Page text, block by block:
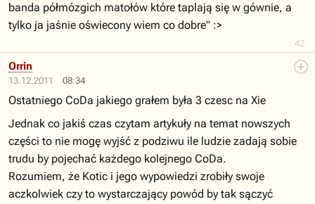
42
banda półmózgich matołów które taplają się w gównie, a
tylko ja jaśnie oświecony wiem co dobre" :>
13.12.2011 08:34
Orrin
Ostatniego CoDa jakiego grałem była 3 czesc na Xie
Jednak co jakiś czas czytam artykuły na temat nowszych
części to nie mogę wyjść z podziwu ile ludzie zadają sobie
trudu by pojechać każdego kolejnego CoDa.
Rozumiem, że Kotic i jego wypowiedzi zrobiły swoje
aczkolwiek czy to wystarczający powód by tak sączyć